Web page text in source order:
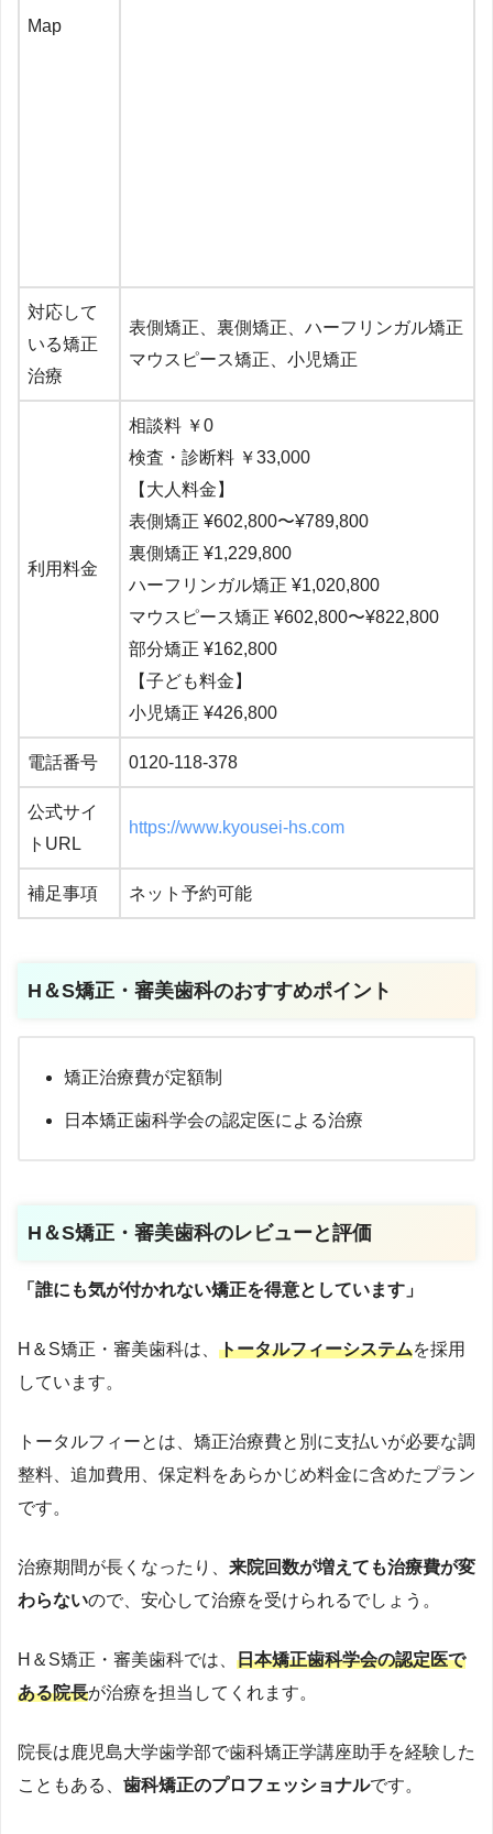
Map
対応して
いる矯正
治療
表側矯正、裏側矯正、 ハーフリンガル矯正
マウスピース矯正、小児矯正
利用料金
相談料 ￥0
検査・診断料 ￥33,000
【大人料金】
表側矯正 ¥602,800〜¥789,800
裏側矯正 ¥1,229,800
ハーフリンガル矯正 ¥1,020,800
マウスピース矯正 ¥602,800〜¥822,800
部分矯正 ¥162,800
【子ども料金】
小児矯正 ¥426,800
電話番号 0120-118-378
公式サイ
トURL
https://www.kyousei-hs.com
補足事項 ネット予約可能
H＆S矯正・審美歯科のおすすめポイント
矯正治療費が定額制
日本矯正歯科学会の認定医による治療
H＆S矯正・審美歯科のレビューと評価
「誰にも気が付かれない矯正を得意としています」
H＆S矯正・審美歯科は、 トータルフィーシステムを採用
しています。
トータルフィーとは、矯正治療費と別に支払いが必要な調
整料、追加費用、保定料をあらかじめ料金に含めたプラン
です。
治療期間が長くなったり、 来院回数が増えても治療費が変
わらないので、 安心して治療を受けられるでしょう。
H＆S矯正・審美歯科では、 日本矯正歯科学会の認定医で
ある院長が治療を担当してくれます。
院長は鹿児島大学歯学部で歯科矯正学講座助手を経験した
こともある、 歯科矯正のプロフェッショナルです。